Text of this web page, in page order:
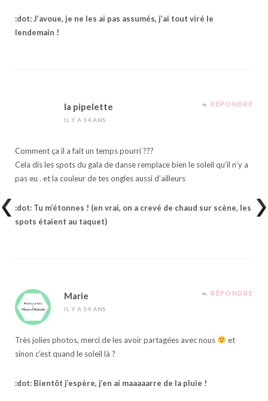
:dot: J’avoue, je ne les ai pas assumés, j’ai tout viré le
lendemain !
la pipelette
IL Y A 14 ANS
RÉPONDRE
Comment ça il a fait un temps pourri ???
Cela dis les spots du gala de danse remplace bien le soleil qu’il n’y a
pas eu . et la couleur de tes ongles aussi d’ailleurs
:dot: Tu m’étonnes ! (en vrai, on a crevé de chaud sur scène, les
spots étaient au taquet)
Marie
IL Y A 14 ANS
RÉPONDRE
Très jolies photos, merci de les avoir partagées avec nous
et
sinon c’est quand le soleil là ?
:dot: Bientôt j’espère, j’en ai maaaaarre de la pluie !